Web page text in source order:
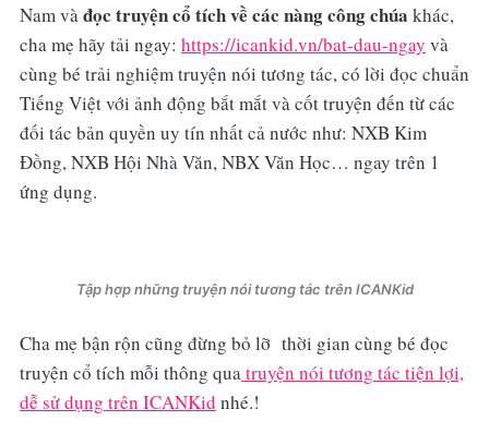
Nam vàđọc truyện cổ tích về các nàng công chúa khác,
cha mẹ hãy tải ngay: https://icankid.vn/bat-dau-ngay và
cùng bé trải nghiệm truyện nói tương tác, có lời đọc chuẩn
Tiếng Việt với ảnh động bắt mắt và cốt truyện đến từ các
đối tác bản quyền uy tín nhất cả nước như: NXB Kim
Đồng, NXB Hội Nhà Văn, NBX Văn Học… ngay trên 1
ứng dụng.
Tập hợp những truyện nói tương tác trên ICANKid
Cha mẹ bận rộn cũng đừng bỏ lỡ thời gian cùng bé đọc
truyện cổ tích mỗi thông quatruyện nói tương tác tiện lợi,
dễ sử dụng trên ICANKid nhé.!